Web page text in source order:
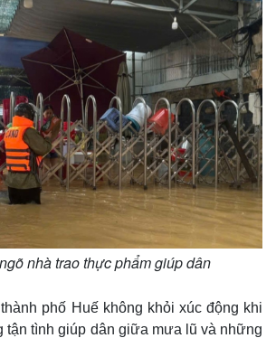
Thị
Tỷ
nhà trao thực phẩm giúp dân
phố Huế không khỏi xúc động khi
tận tình giúp dân giữa mưa lũ và những